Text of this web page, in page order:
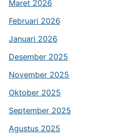
Maret 2026
Februari 2026
Januari 2026
Desember 2025
November 2025
Oktober 2025
September 2025
Agustus 2025